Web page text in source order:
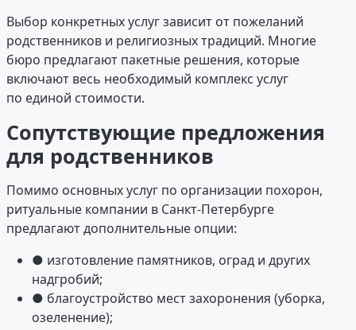
Выбор конкретных услуг зависит от пожеланий
родственников и религиозных традиций. Многие
бюро предлагают пакетные решения, которые
включают весь необходимый комплекс услуг
по единой стоимости.
Сопутствующие предложения
для родственников
Помимо основных услуг по организации похорон,
ритуальные компании в Санкт-Петербурге
предлагают дополнительные опции:
● изготовление памятников, оград и других
надгробий;
● благоустройство мест захоронения (уборка,
озеленение);